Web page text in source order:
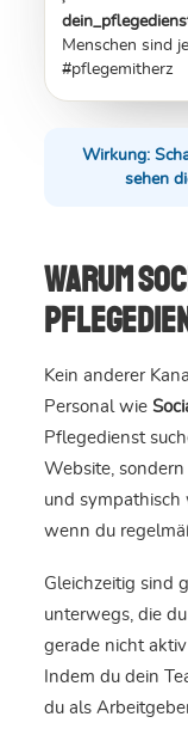
Menschen sind
#pflegemitherz
Wirkung:
sehen
Warum
Kein anderer
Personal wie
Pflegedienst
Website,
und sympathisch
wenn du
Gleichzeitig sind
unterwegs, die
gerade nicht
Indem du dein
du als